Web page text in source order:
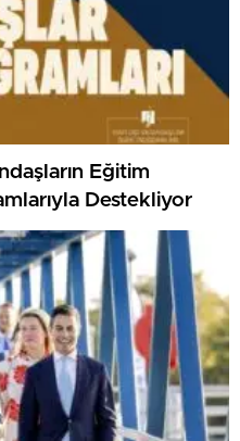
Eğitim
Destekliyor